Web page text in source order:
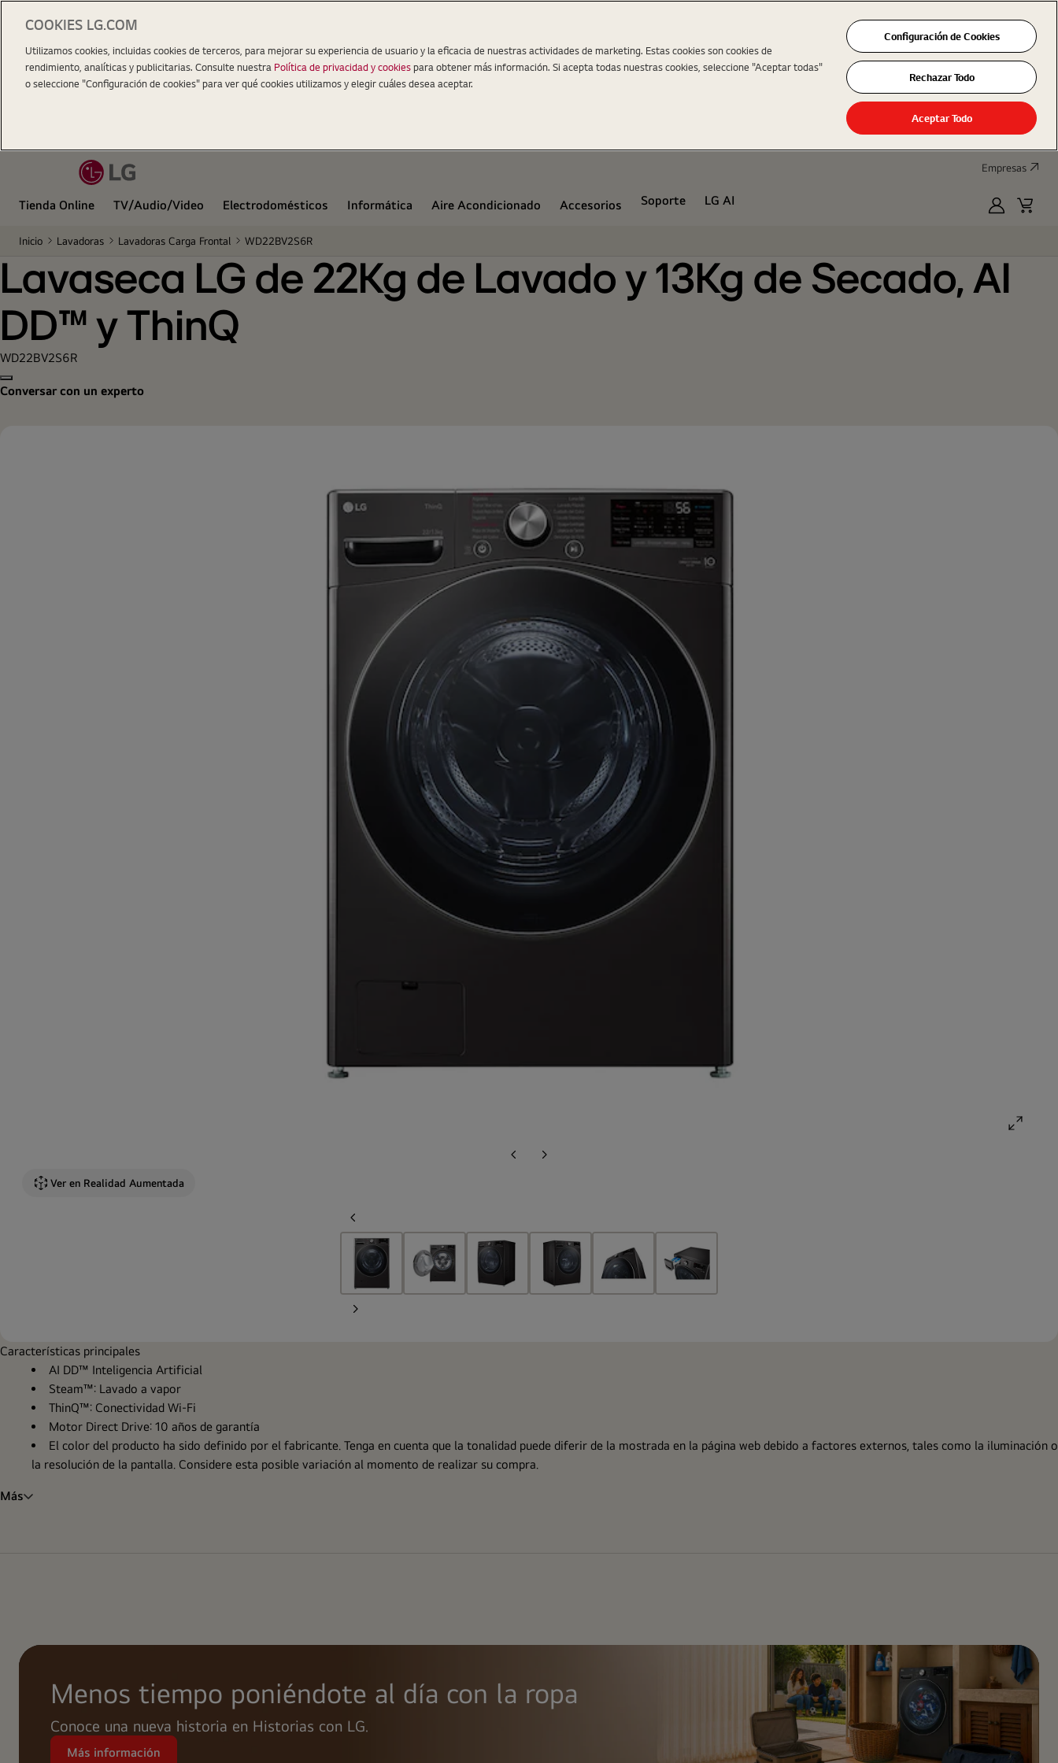
Empresas
Tienda Online TV/Audio/Video Electrodomésticos Informática Aire Acondicionado Accesorios Soporte
LG AI
MyLGCart
Inicio Lavadoras Lavadoras Carga Frontal WD22BV2S6R
Lavaseca LG de 22Kg de Lavado y 13Kg de Secado, AI DD™ y ThinQ
Lavaseca LG de 22Kg de Lavado y 13Kg de Secado, AI
DD™ y ThinQ
WD22BV2S6R
Copy model name
Conversar con un experto
Diapositiva
Siguiente
Ver en Realidad Aumentada
Diapositiva
anterior
Siguiente
Características principales
AI DD™ Inteligencia Artificial
Steam™: Lavado a vapor
ThinQ™: Conectividad Wi-Fi
Motor Direct Drive: 10 años de garantía
El color del producto ha sido definido por el fabricante. Tenga en cuenta que la tonalidad puede diferir de la mostrada en la página web debido a factores externos, tales como la iluminación o
la resolución de la pantalla. Considere esta posible variación al momento de realizar su compra.
Más
Menos tiempo poniéndote al día con la ropa
Conoce una nueva historia en Historias con LG.
Más información
COOKIES LG.COM
Utilizamos cookies, incluidas cookies de terceros, para mejorar su experiencia de usuario y la eficacia de nuestras actividades de marketing. Estas cookies son cookies de
rendimiento, analíticas y publicitarias. Consulte nuestra Política de privacidad y cookiespara obtener más información. Si acepta todas nuestras cookies, seleccione "Aceptar todas"
o seleccione "Configuración de cookies" para ver qué cookies utilizamos y elegir cuáles desea aceptar.
Configuración de Cookies
Rechazar Todo
Aceptar Todo